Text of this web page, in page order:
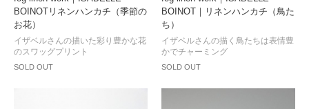
BOINOTリネンハンカチ（季節の
お花）
SOLD OUT
イザベルさんの描いた彩り豊かな花
のスワッグプリント
BOINOT｜リネンハンカチ（鳥た
ち）
SOLD OUT
イザベルさんの描く鳥たちは表情豊
かでチャーミング